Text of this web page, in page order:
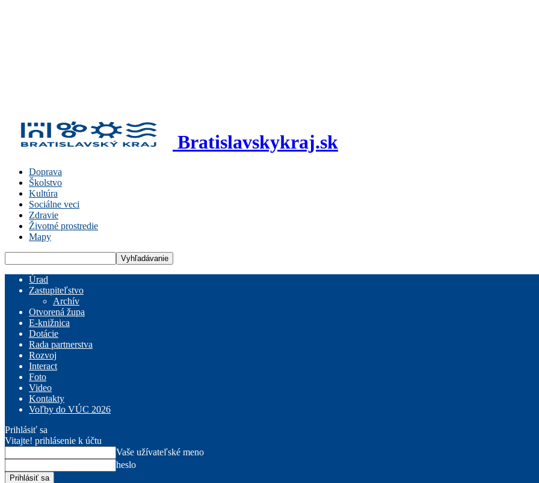
Bratislavskykraj.sk
Doprava
Školstvo
Kultúra
Sociálne veci
Zdravie
Životné prostredie
Mapy
Úrad
Zastupiteľstvo
Archív
Otvorená župa
E-knižnica
Dotácie
Rada partnerstva
Rozvoj
Interact
Foto
Video
Kontakty
Voľby do VÚC 2026
Prihlásiť sa
Vitajte! prihlásenie k účtu
Vaše užívateľské meno
heslo